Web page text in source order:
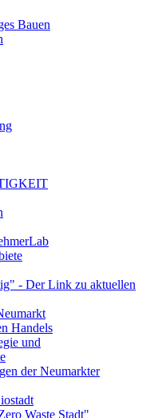
Bauen
- Der Link zu aktuellen
Handels
und
der Neumarkter
Waste Stadt"